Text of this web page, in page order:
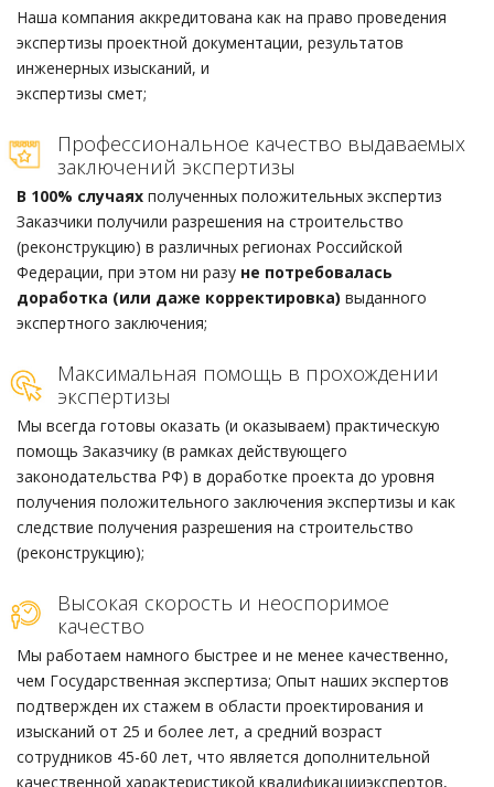
Наша компания аккредитована как на право проведения
экспертизы проектной документации, результатов
инженерных изысканий, и
экспертизы смет;
Профессиональное качество выдаваемых
заключений экспертизы
В 100% случаях полученных положительных экспертиз
Заказчики получили разрешения на строительство
(реконструкцию) в различных регионах Российской
Федерации, при этом ни разу не потребовалась
доработка (или даже корректировка) выданного
экспертного заключения;
Максимальная помощь в прохождении
экспертизы
Мы всегда готовы оказать (и оказываем) практическую
помощь Заказчику (в рамках действующего
законодательства РФ) в доработке проекта до уровня
получения положительного заключения экспертизы и как
следствие получения разрешения на строительство
(реконструкцию);
Высокая скорость и неоспоримое
качество
Мы работаем намного быстрее и не менее качественно,
чем Государственная экспертиза; Опыт наших экспертов
подтвержден их стажем в области проектирования и
изысканий от 25 и более лет, а средний возраст
сотрудников 45-60 лет, что является дополнительной
качественной характеристикой квалификацииэкспертов,